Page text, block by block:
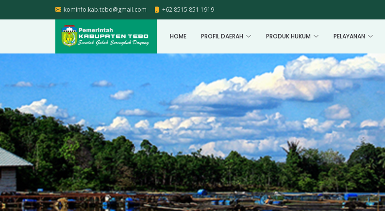
kominfo.kab.tebo@gmail.com +62 8515 851 1919
HOME PROFIL DAERAH PRODUK HUKUM PELAYANAN